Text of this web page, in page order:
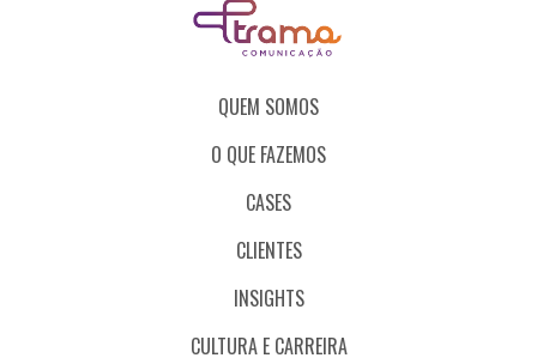
QUEM SOMOS
O QUE FAZEMOS
CASES
CLIENTES
INSIGHTS
CULTURA E CARREIRA